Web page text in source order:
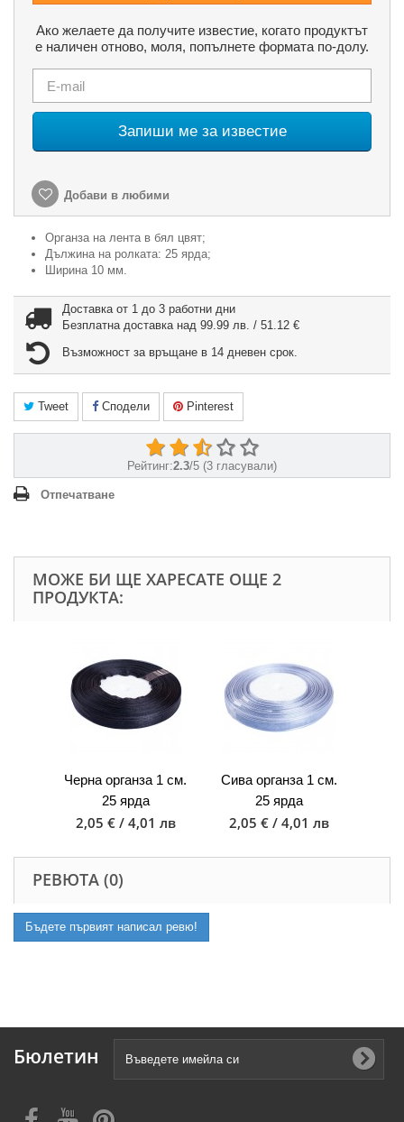
Ако желаете да получите известие, когато продуктът
е наличен отново, моля, попълнете формата по-долу.
Запиши ме за известие
Добави в любими
Органза на лента в бял цвят;
Дължина на ролката: 25 ярда;
Ширина 10 мм.
Доставка от 1 до 3 работни дни
Безплатна доставка над 99.99 лв. / 51.12 €
Възможност за връщане в 14 дневен срок.
Tweet Сподели Pinterest
Рейтинг:2.3/5 (3 гласували)
Отпечатване
МОЖЕ БИ ЩЕ ХАРЕСАТЕ ОЩЕ 2
ПРОДУКТА:
Черна органза 1 см.
25 ярда
2,05 € / 4,01 лв
Сива органза 1 см.
25 ярда
2,05 € / 4,01 лв
РЕВЮТА (0)
Бъдете първият написал ревю!
Бюлетин